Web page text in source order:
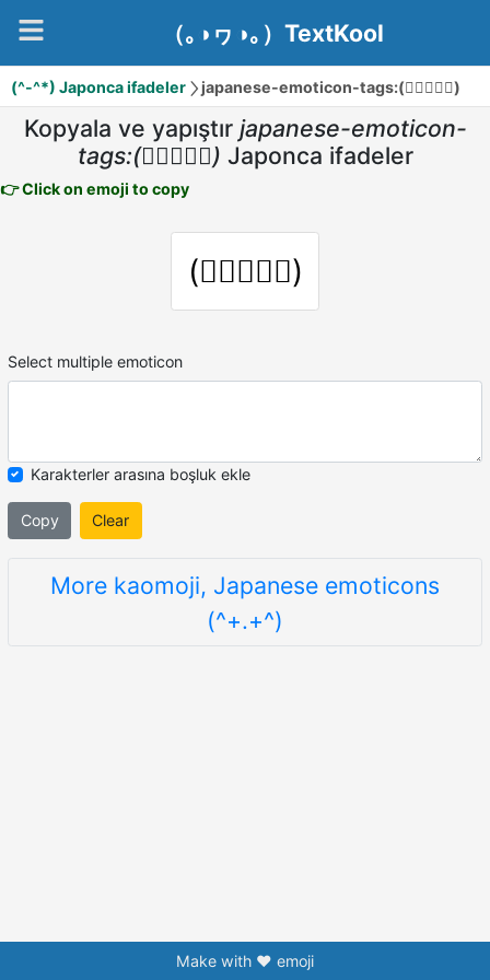
（｡◑ヮ◑｡）TextKool
(^-^*) Japonca ifadeler japanese-emoticon-tags:(⚬॔ꀦ॓⚬)
Kopyala ve yapıştır japanese-emoticon-
tags:(⚬॔ꀦ॓⚬) Japonca ifadeler
👉 Click on emoji to copy
(⚬॔ꀦ॓⚬)
Select multiple emoticon
Karakterler arasına boşluk ekle
Copy Clear
More kaomoji, Japanese emoticons
(^+.+^)
Make with ❤️ emoji